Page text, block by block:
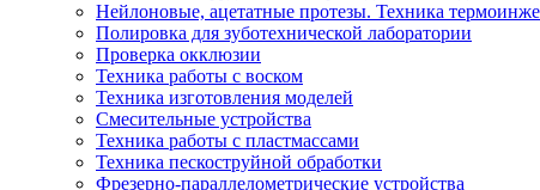
Нейлоновые, ацетатные протезы. Техника
Полировка для зуботехнической лаборатории
Проверка окклюзии
Техника работы с воском
Техника изготовления моделей
Смесительные устройства
Техника работы с пластмассами
Техника пескоструйной обработки
Фрезерно-параллелометрические устройства